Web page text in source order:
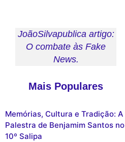
JoãoSilvapublica artigo:
O combate às Fake
News.
Mais Populares
Memórias, Cultura e Tradição: A
Palestra de Benjamim Santos no
10º Salipa